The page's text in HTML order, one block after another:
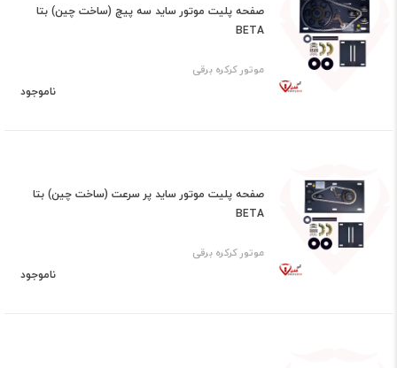
صفحه پلیت موتور ساید سه پیچ (ساخت چین) بتا
BETA
موتور کرکره برقی
ناموجود
صفحه پلیت موتور ساید پر سرعت (ساخت چین) بتا
BETA
موتور کرکره برقی
ناموجود